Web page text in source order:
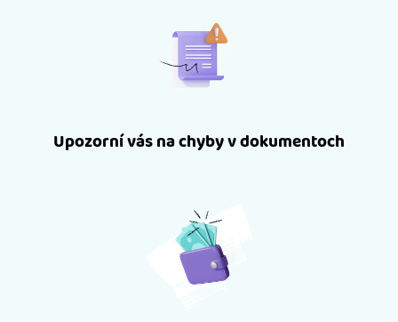
Upozorní vás na chyby v dokumentoch